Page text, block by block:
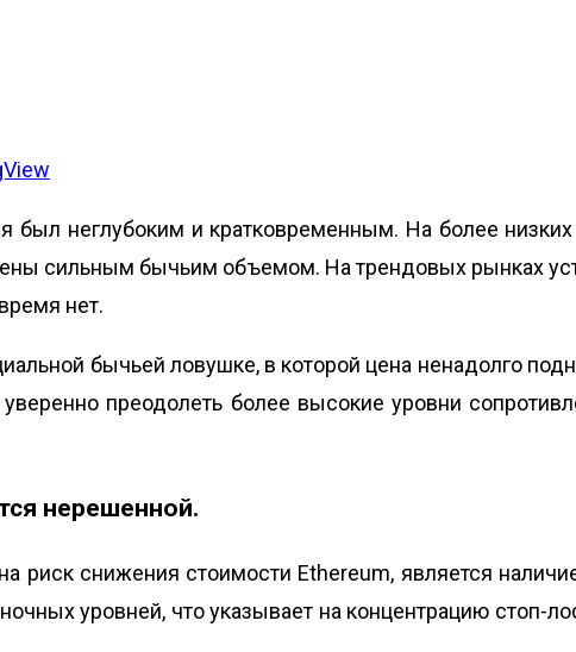
был неглубоким и кратковременным. На более
сильным бычьим объемом. На трендовых рынках
нет.
бычьей ловушке, в которой цена ненадолго
преодолеть более высокие уровни
нерешенной.
снижения стоимости Ethereum, является
уровней, что указывает на концентрацию стоп-